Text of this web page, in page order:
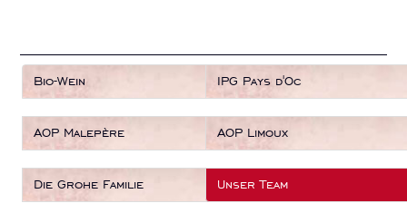
Bio-Wein IPG Pays d'Oc
AOP Malepère AOP Limoux
Die Grohe Familie Unser Team